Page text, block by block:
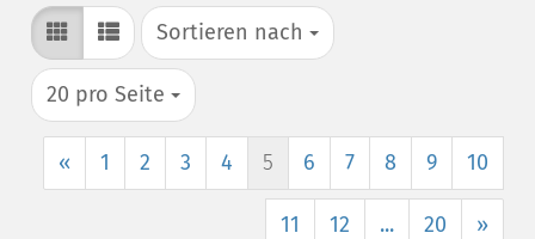
Sortieren nach
Sortieren nach
20 pro Seite
pro Seite
« 1 2 3 4 5 6 7 8 9 10
11 12 ... 20 »